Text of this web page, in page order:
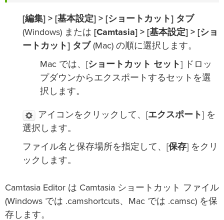
[編集] > [基本設定] > [ショートカット] タブ
(Windows) または [Camtasia] > [基本設定] > [ショ
ートカット] タブ (Mac) の順に選択します。
Mac では、[ショートカット セット] ドロッ
プダウンからエクスポートするセットを選
択します。
アイコンをクリックして、[エクスポート] を
選択します。
ファイル名と保存場所を指定して、[保存] をクリ
ックします。
Camtasia Editor は Camtasia ショートカット ファイル
(Windows では .camshortcuts、Mac では .camsc) を保
存します。